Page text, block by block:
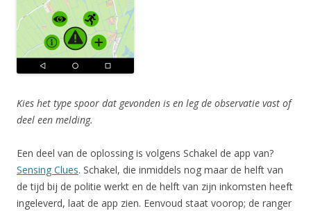
Kies het type spoor dat gevonden is en leg de observatie vast of
deel een melding.
Een deel van de oplossing is volgens Schakel de app van?
Sensing Clues. Schakel, die inmiddels nog maar de helft van
de tijd bij de politie werkt en de helft van zijn inkomsten heeft
ingeleverd, laat de app zien. Eenvoud staat voorop; de ranger